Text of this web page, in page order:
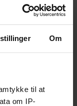
Om
til at
om IP-